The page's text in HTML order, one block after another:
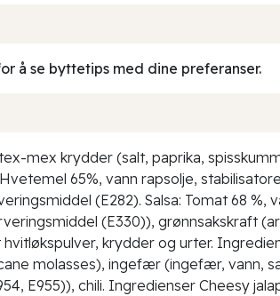
å se byttetips med dine preferanser.
tex-mex krydder (salt, paprika,
65%, vann rapsolje,
(E282). Salsa: Tomat 68
(E330)), grønnsakskraft
krydder og urter.
molasses), ingefær (ingefær, vann,
E955)), chili. Ingredienser Cheesy